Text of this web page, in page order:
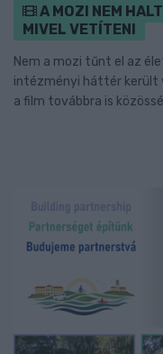
A MOZI NEM
MIVEL VETÍTENI
Nem a mozi tűnt el az
intézményi háttér került
a film továbbra is